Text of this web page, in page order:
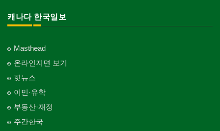
캐나다 한국일보
Masthead
온라인지면 보기
핫뉴스
이민·유학
부동산·재정
주간한국